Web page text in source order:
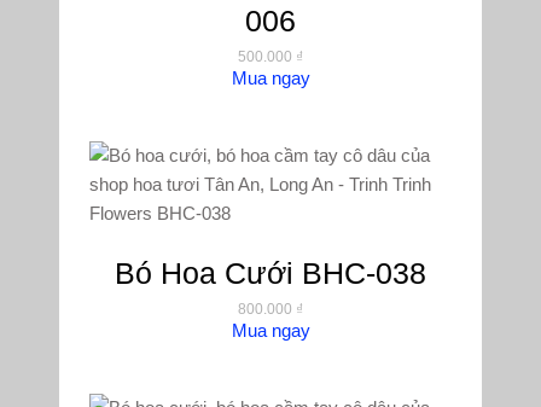
006
500.000 ₫
Mua ngay
Bó Hoa Cưới BHC-038
800.000 ₫
Mua ngay